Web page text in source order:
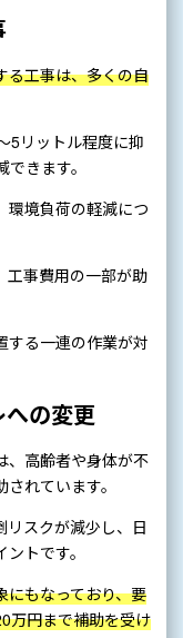
る工事は、多くの自
5リットル程度に抑
きます。
環境負荷の軽減につ
工事費用の一部が助
する一連の作業が対
の変更
、高齢者や身体が不
れています。
リスクが減少し、日
トです。
にもなっており、要
万円まで補助を受け